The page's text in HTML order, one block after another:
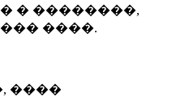
� ��������,
����.
����